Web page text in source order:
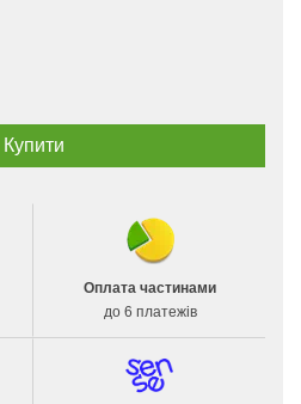
Оплата частинами
до 6 платежів